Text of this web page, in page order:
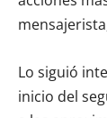
Lo siguió
inicio del